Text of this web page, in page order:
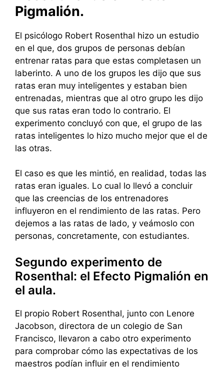
Pigmalión.
El psicólogo Robert Rosenthal hizo un estudio
en el que, dos grupos de personas debían
entrenar ratas para que estas completasen un
laberinto. A uno de los grupos les dijo que sus
ratas eran muy inteligentes y estaban bien
entrenadas, mientras que al otro grupo les dijo
que sus ratas eran todo lo contrario. El
experimento concluyó con que, el grupo de las
ratas inteligentes lo hizo mucho mejor que el de
las otras.
El caso es que les mintió, en realidad, todas las
ratas eran iguales. Lo cual lo llevó a concluir
que las creencias de los entrenadores
influyeron en el rendimiento de las ratas. Pero
dejemos a las ratas de lado, y veámoslo con
personas, concretamente, con estudiantes.
Segundo experimento de
Rosenthal: el Efecto Pigmalión en
el aula.
El propio Robert Rosenthal, junto con Lenore
Jacobson, directora de un colegio de San
Francisco, llevaron a cabo otro experimento
para comprobar cómo las expectativas de los
maestros podían influir en el rendimiento